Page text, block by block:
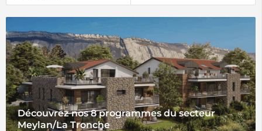
Découvrez nos 8 programmes du secteur
Meylan/La Tronche